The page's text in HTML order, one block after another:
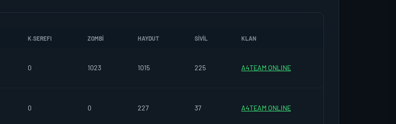
K.SEREFI ZOMBI HAYDUT SIVIL KLAN
0 1023 1015 225 A4TEAM ONLINE
0 0 227 37 A4TEAM ONLINE